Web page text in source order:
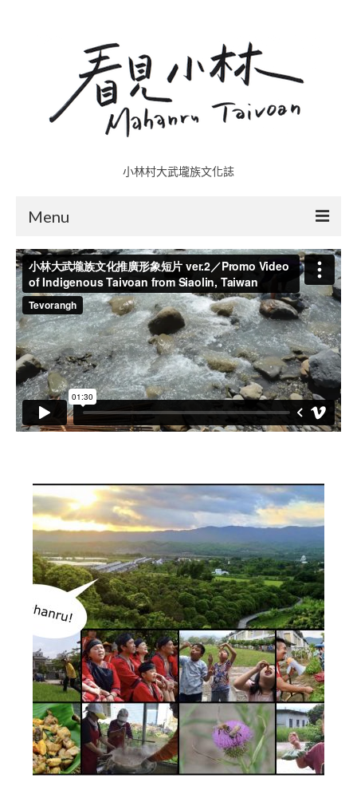
小林村大武壠族文化誌
Menu
小林村故事多
五里埔
日光小林
小愛小林
媒體上的小林
誰是大武壠族
祭儀信仰
工藝服飾
民族植物
風味飲食
歌舞文化
歡迎來部落
旅遊資訊
部落美食
原民文創